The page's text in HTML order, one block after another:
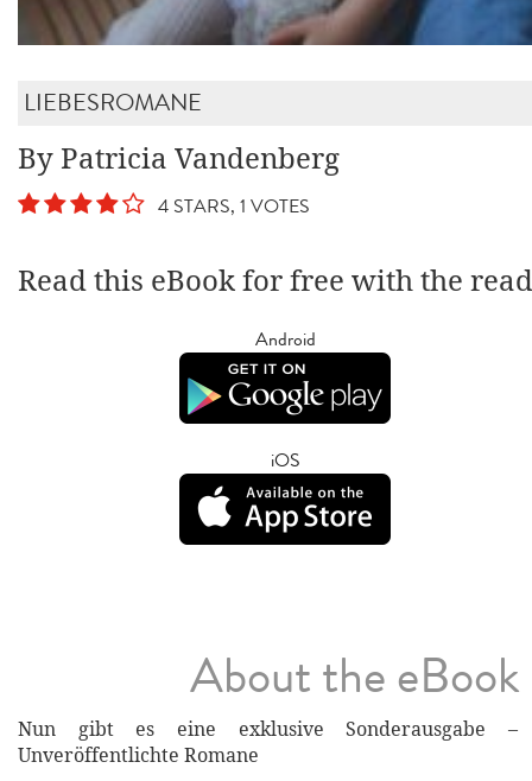
LIEBESROMANE
By Patricia Vandenberg
4 STARS, 1 VOTES
Read this eBook for free with the
Android
iOS
About the eBook
Nun gibt es eine exklusive Sonderausgabe
Unveröffentlichte Romane